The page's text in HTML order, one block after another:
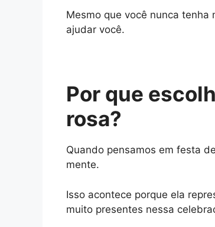
Mesmo que você nunca
ajudar você.
Por que
rosa?
Quando pensamos em festa
mente.
Isso acontece porque ela
muito presentes nessa